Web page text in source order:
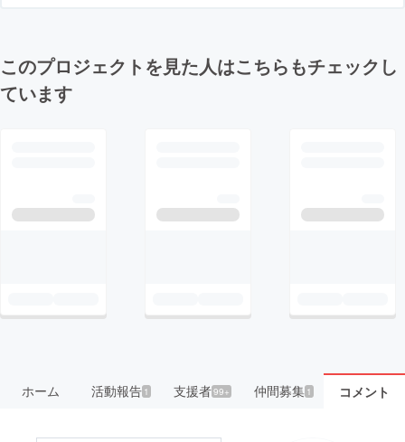
このプロジェクトを見た人はこちらもチェックし
ています
ホーム 活動報告1 支援者99+ 仲間募集 1 コメント